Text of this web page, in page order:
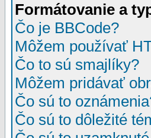
Formátovanie a
Čo je BBCode?
Môžem používať
Čo to sú smajlíky?
Môžem pridávať
Čo sú to
Čo sú to dôležité